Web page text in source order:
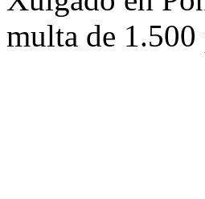
multa de 1.500